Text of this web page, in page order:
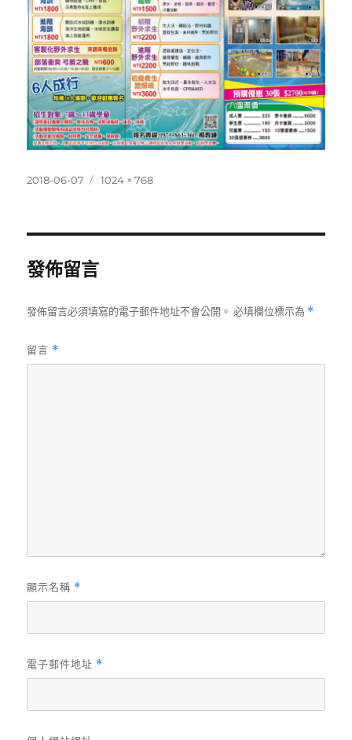
發
2018-06-07
完
1024 × 768
發佈留言
發佈留言必須填寫的電子郵件地址不會公開。 必填欄位標示為 *
留言 *
顯示名稱 *
電子郵件地址 *